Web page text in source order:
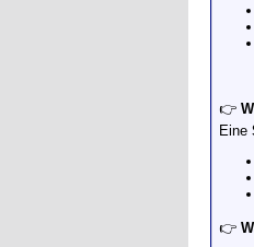
👉
Eine
👉